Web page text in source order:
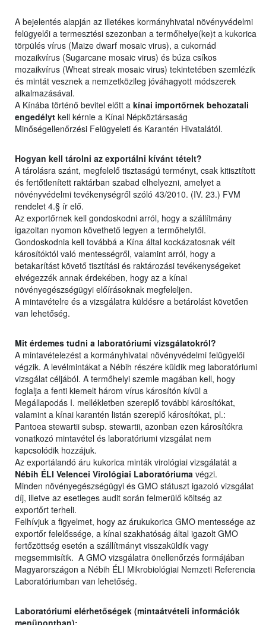
A bejelentés alapján az illetékes kormányhivatal növényvédelmi
felügyelői a termesztési szezonban a termőhelye(ke)t a kukorica
törpülés vírus (Maize dwarf mosaic virus), a cukornád
mozaikvírus (Sugarcane mosaic virus) és búza csíkos
mozaikvírus (Wheat streak mosaic virus) tekintetében szemlézik
és mintát vesznek a nemzetközileg jóváhagyott módszerek
alkalmazásával.
A Kínába történő bevitel előtt a kínai importőrnek behozatali
engedélyt kell kérnie a Kínai Népköztársaság
Minőségellenőrzési Felügyeleti és Karantén Hivatalától.
Hogyan kell tárolni az exportálni kívánt tételt?
A tárolásra szánt, megfelelő tisztaságú terményt, csak kitisztított
és fertőtlenített raktárban szabad elhelyezni, amelyet a
növényvédelmi tevékenységről szóló 43/2010. (IV. 23.) FVM
rendelet 4.§ ír elő.
Az exportőrnek kell gondoskodni arról, hogy a szállítmány
igazoltan nyomon követhető legyen a termőhelytől.
Gondoskodnia kell továbbá a Kína által kockázatosnak vélt
károsítóktól való mentességről, valamint arról, hogy a
betakarítást követő tisztítási és raktározási tevékenységeket
elvégezzék annak érdekében, hogy az a kínai
növényegészségügyi előírásoknak megfeleljen.
A mintavételre és a vizsgálatra küldésre a betárolást követően
van lehetőség.
Mit érdemes tudni a laboratóriumi vizsgálatokról?
A mintavételezést a kormányhivatal növényvédelmi felügyelői
végzik. A levélmintákat a Nébih részére küldik meg laboratóriumi
vizsgálat céljából. A termőhelyi szemle magában kell, hogy
foglalja a fenti kiemelt három vírus károsítón kívül a
Megállapodás I. mellékletben szereplő további károsítókat,
valamint a kínai karantén listán szereplő károsítókat, pl.:
Pantoea stewartii subsp. stewartii, azonban ezen károsítókra
vonatkozó mintavétel és laboratóriumi vizsgálat nem
kapcsolódik hozzájuk.
Az exportálandó áru kukorica minták virológiai vizsgálatát a
Nébih ÉLI Velencei Virológiai Laboratóriuma végzi.
Minden növényegészségügyi és GMO státuszt igazoló vizsgálat
díj, illetve az esetleges audit során felmerülő költség az
exportőrt terheli.
Felhívjuk a figyelmet, hogy az árukukorica GMO mentessége az
exportőr felelőssége, a kínai szakhatóság által igazolt GMO
fertőzöttség esetén a szállítmányt visszaküldik vagy
megsemmisítik. A GMO vizsgálatra önellenőrzés formájában
Magyarországon a Nébih ÉLI Mikrobiológiai Nemzeti Referencia
Laboratóriumban van lehetőség.
Laboratóriumi elérhetőségek (mintaátvételi információk